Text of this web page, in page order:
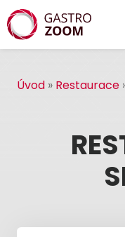
Úvod » Restaurace